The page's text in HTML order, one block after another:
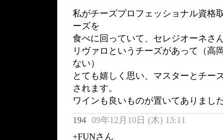
私がチーズプロフェッショナル資格
ーズを
食べに回っていて、セレジオーネさ
リヴァロというチーズがあって（高
ない）
とても嬉しく思い、マスターとチー
されます。
ワインも良いものが置いてありまし
194 09年12月10日 (木) 13:11
+FUNさん